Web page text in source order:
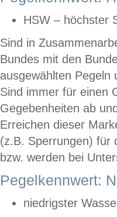
HSW – höchster
Sind in
Bundes mit den
ausgewählten
Sind immer für einen
Gegebenheiten ab
Erreichen dieser
(z.B. Sperrungen) für
bzw. werden bei
Pegelkennwert:
niedrigster